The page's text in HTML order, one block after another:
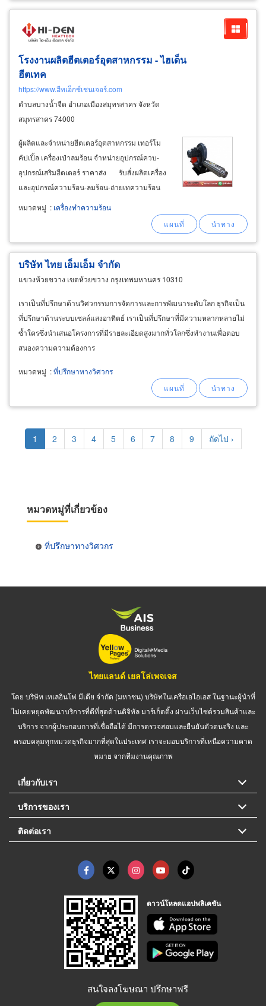
โรงงานผลิตฮีตเตอร์อุตสาหกรรม - ไฮเด็น
ฮีตเทค
https://www.ฮีทเอ็กซ์เชนเจอร์.com
ตำบลบางน้ำจืด อำเภอเมืองสมุทรสาคร จังหวัด
สมุทรสาคร 74000
ผู้ผลิตและจำหน่ายฮีตเตอร์อุตสาหกรรม เทอร์โม
คัปเปิ้ล เครื่องเป่าลมร้อน จำหน่ายอุปกรณ์ควบ-
อุปกรณ์เสริมฮีตเตอร์ ราคาส่ง รับสั่งผลิตเครื่อง
และอุปกรณ์ความร้อน-ลมร้อน-ถ่ายเทความร้อน
บริการให้คำปรึกษา ออกแบบผลิตตามแบบที่ลูกค้า
ต้องการโดยทีมวิศวกรและช่างผู้เชี่ยวชาญด้านการ
หมวดหมู่ : เครื่องทำความร้อน
บริษัท ไทย เอ็มเอ็ม จำกัด
แขวงห้วยขวาง เขตห้วยขวาง กรุงเทพมหานคร 10310
เราเป็นที่ปรึกษาด้านวิศวกรรมการจัดการและการพัฒนาระดับโลก ธุรกิจเป็น
ที่ปรึกษาด้านระบบเซลล์แสงอาทิตย์ เราเป็นที่ปรึกษาที่มีความหลากหลายไม่
ซ้ำใครซึ่งนำเสนอโครงการที่มีรายละเอียดสูงมากทั่วโลกซึ่งทำงานเพื่อตอบ
สนองความความต้องการ
หมวดหมู่ :ที่ปรึกษาทางวิศวกร
Pagination
Current
page
1 Page
2 Page
3 Page
4 Page
5 Page
6 Page
7 Page
8 Page
9
Next
page
ถัดไป ›
หมวดหมู่ที่เกี่ยวข้อง
ที่ปรึกษาทางวิศวกร
ไทยแลนด์ เยลโล่เพจเจส
โดย บริษัท เทเลอินโฟ มีเดีย จำกัด (มหาชน) บริษัทในเครือเอไอเอส ในฐานะผู้นำที่
ไม่เคยหยุดพัฒนาบริการที่ดีที่สุดด้านดิจิทัล มาร์เก็ตติ้ง ผ่านเว็บไซต์รวมสินค้าและ
บริการ จากผู้ประกอบการที่เชื่อถือได้ มีการตรวจสอบและยืนยันตัวตนจริง และ
ครอบคลุมทุกหมวดธุรกิจมากที่สุดในประเทศ เราจะมอบบริการที่เหนือความคาด
หมาย จากทีมงานคุณภาพ
เกี่ยวกับเรา
บริการของเรา
ติดต่อเรา
ดาวน์โหลดแอปพลิเคชัน
สนใจลงโฆษณา ปรึกษาฟรี